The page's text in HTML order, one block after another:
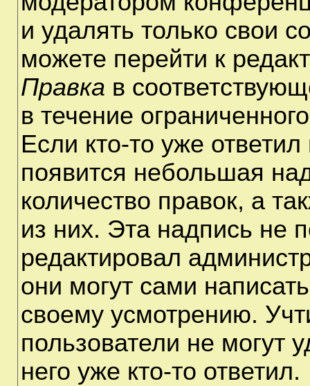
и удалять только свои
можете перейти к
Правка в
в течение
Если кто-то уже
появится небольшая
количество правок, а
из них. Эта надпись не
редактировал
они могут сами
своему усмотрению.
пользователи не могут
него уже кто-то ответил.